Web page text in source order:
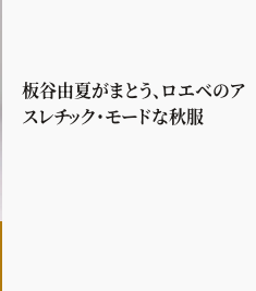
板谷由夏がまとう、ロエベのア
スレチック・モードな秋服